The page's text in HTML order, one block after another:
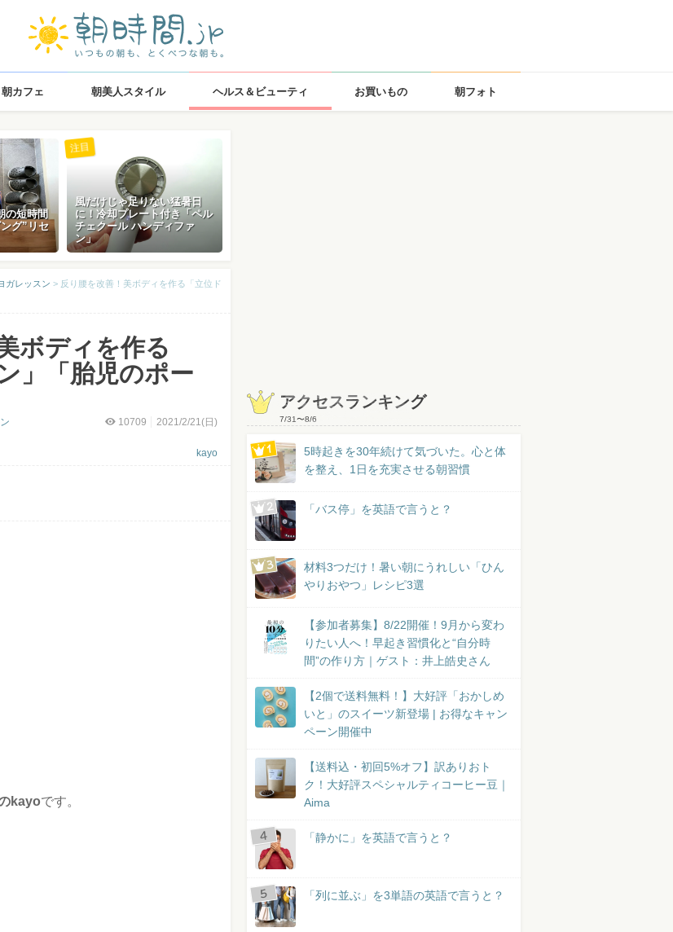
朝カフェ 朝美人スタイル ヘルス＆ビューティ お買いもの 朝フォト
の短時間
グ”リセ
風だけじゃ足りない猛暑日
に！冷却プレート付き「ペル
チェクール ハンディファ
ン」
注目
ガレッスン > 反り腰を改善！美ボディを作る「立位ド
ボディを作る
」「胎児のポー
10709 2021/2/21(日)
kayo
kayoです。
アクセスランキング
7/31〜8/6
5時起きを30年続けて気づいた。心と体
を整え、1日を充実させる朝習慣
「バス停」を英語で言うと？
材料3つだけ！暑い朝にうれしい「ひん
やりおやつ」レシピ3選
【参加者募集】8/22開催！9月から変わ
りたい人へ！早起き習慣化と“自分時
間”の作り方｜ゲスト：井上皓史さん
【2個で送料無料！】大好評「おかしめ
いと」のスイーツ新登場 | お得なキャン
ペーン開催中
【送料込・初回5%オフ】訳ありおト
ク！大好評スペシャルティコーヒー豆｜
Aima
「静かに」を英語で言うと？
「列に並ぶ」を3単語の英語で言うと？